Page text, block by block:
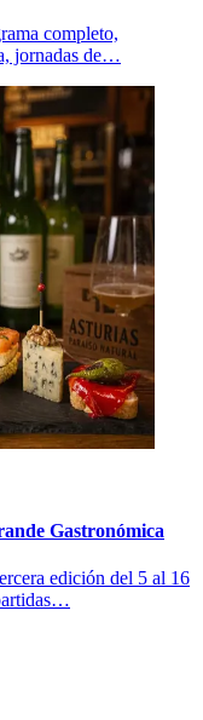
completo,
jornadas de…
Gastronómica
edición del 5 al 16